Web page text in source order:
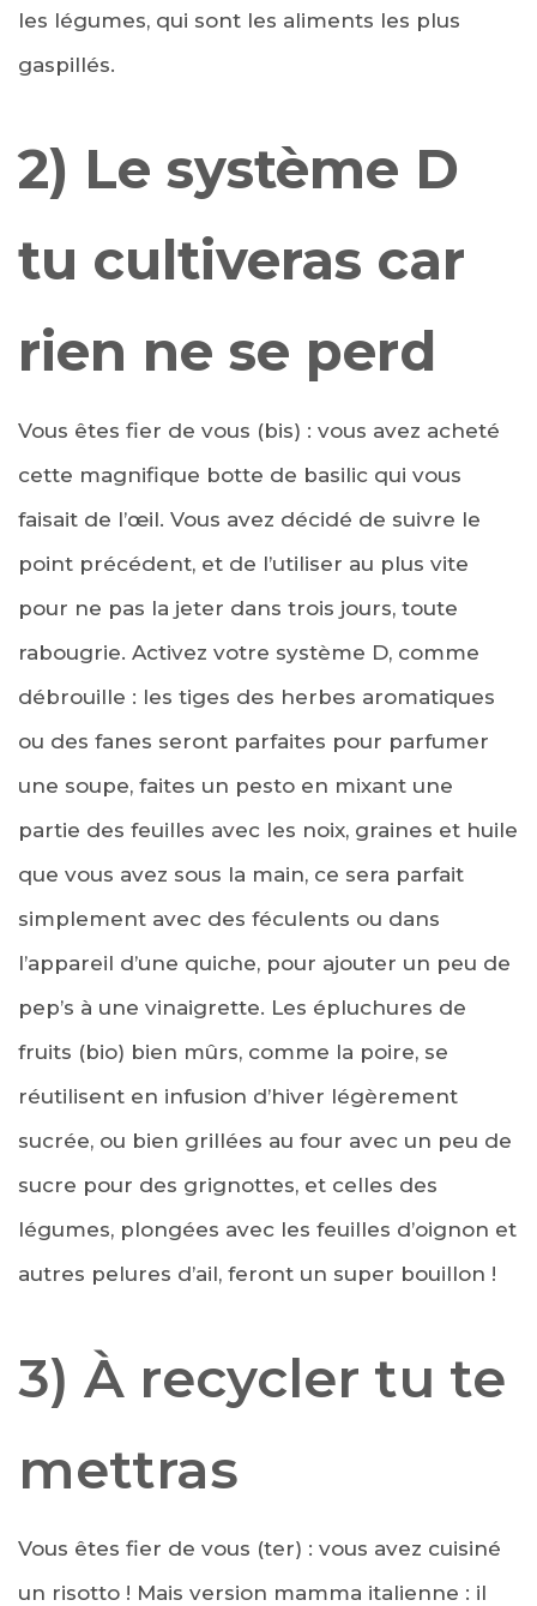
les légumes, qui sont les aliments les plus
gaspillés.
2) Le système D
tu cultiveras car
rien ne se perd
Vous êtes fier de vous (bis) : vous avez acheté
cette magnifique botte de basilic qui vous
faisait de l’œil. Vous avez décidé de suivre le
point précédent, et de l’utiliser au plus vite
pour ne pas la jeter dans trois jours, toute
rabougrie. Activez votre système D, comme
débrouille : les tiges des herbes aromatiques
ou des fanes seront parfaites pour parfumer
une soupe, faites un pesto en mixant une
partie des feuilles avec les noix, graines et huile
que vous avez sous la main, ce sera parfait
simplement avec des féculents ou dans
l’appareil d’une quiche, pour ajouter un peu de
pep’s à une vinaigrette. Les épluchures de
fruits (bio) bien mûrs, comme la poire, se
réutilisent en infusion d’hiver légèrement
sucrée, ou bien grillées au four avec un peu de
sucre pour des grignottes, et celles des
légumes, plongées avec les feuilles d’oignon et
autres pelures d’ail, feront un super bouillon !
3) À recycler tu te
mettras
Vous êtes fier de vous (ter) : vous avez cuisiné
un risotto ! Mais version mamma italienne : il